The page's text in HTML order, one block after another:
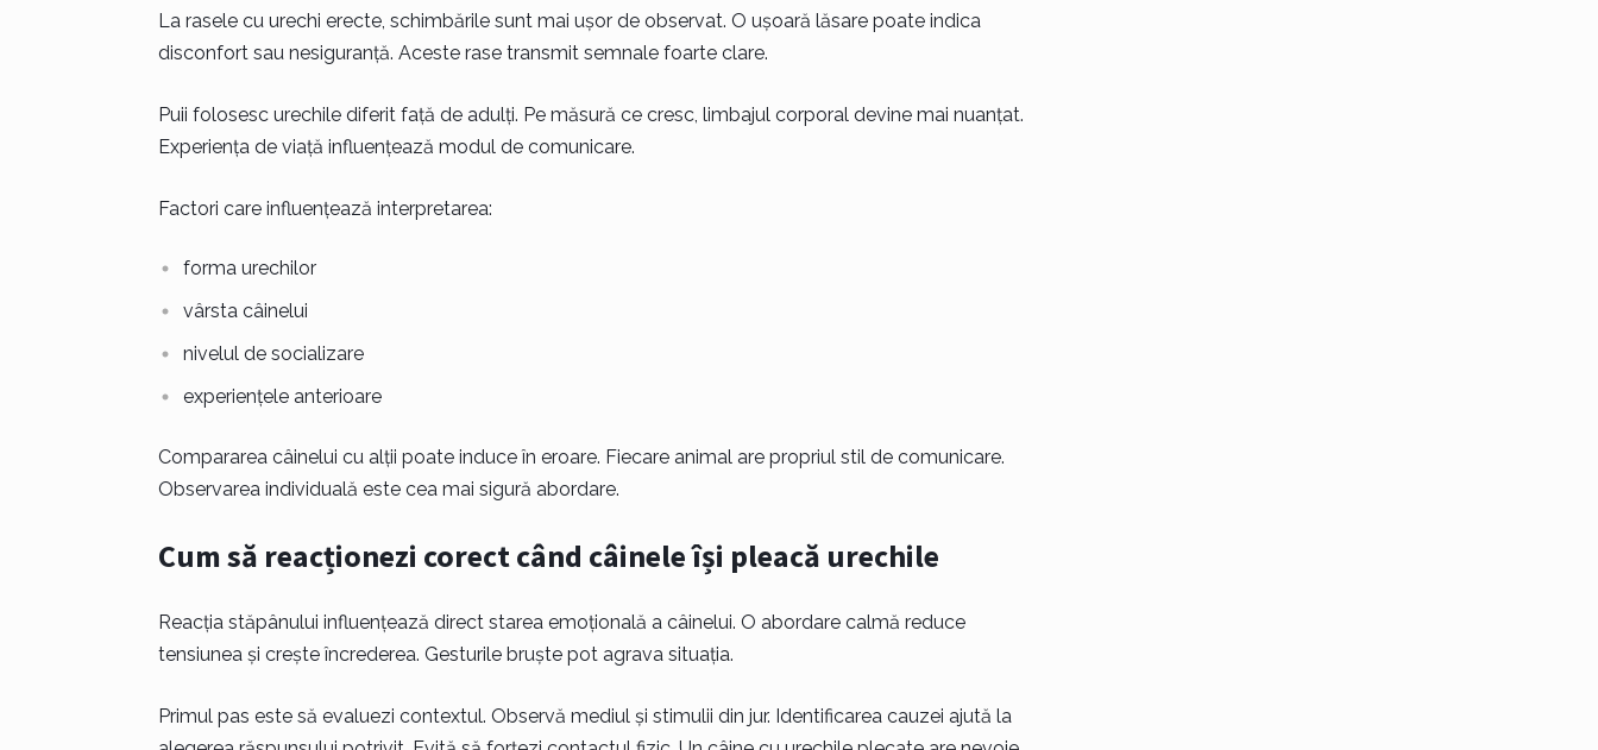
La rasele cu urechi erecte, schimbările sunt mai ușor de observat. O ușoară lăsare poate indica
disconfort sau nesiguranță. Aceste rase transmit semnale foarte clare.
Puii folosesc urechile diferit față de adulți. Pe măsură ce cresc, limbajul corporal devine mai nuanțat.
Experiența de viață influențează modul de comunicare.
Factori care influențează interpretarea:
forma urechilor
vârsta câinelui
nivelul de socializare
experiențele anterioare
Compararea câinelui cu alții poate induce în eroare. Fiecare animal are propriul stil de comunicare.
Observarea individuală este cea mai sigură abordare.
Cum să reacționezi corect când câinele își pleacă urechile
Reacția stăpânului influențează direct starea emoțională a câinelui. O abordare calmă reduce
tensiunea și crește încrederea. Gesturile bruște pot agrava situația.
Primul pas este să evaluezi contextul. Observă mediul și stimulii din jur. Identificarea cauzei ajută la